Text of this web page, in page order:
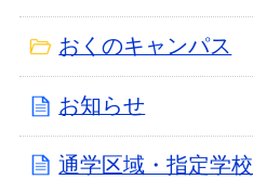
おくのキャンパス
お知らせ
通学区域・指定学校